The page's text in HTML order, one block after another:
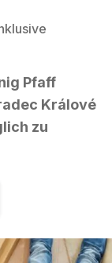
Pfaff
Králové
zu